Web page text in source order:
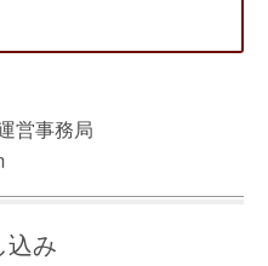
営事務局
込み